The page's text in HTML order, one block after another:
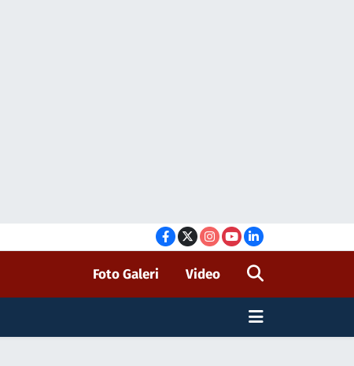
Foto Galeri Video